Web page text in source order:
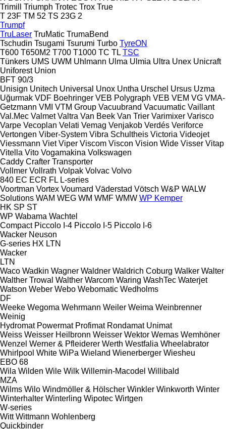
Trimill
Triumph Trotec Trox True
T 23F TM 52 TS 23G 2
Trumpf
TruLaser TruMatic TrumaBend
Tschudin Tsugami Tsurumi Turbo TyreON
T600 T650M2 T700 T1000 TC TL TSC
Tünkers UMS UWM Uhlmann Ulma Ulmia Ultra Unex Unicraft
Uniforest Union
BFT 90/3
Unisign Unitech Universal Unox Untha Urschel Ursus Uzma
Uğurmak VDF Boehringer VEB Polygraph VEB VEM VG VMA-
Getzmann VMI VTM Group Vacuubrand Vacuumatic Vaillant
Val.Mec Valmet Valtra Van Beek Van Trier Varimixer Varisco
Varpe Vecoplan Velati Vemag Venjakob Verdés Veriforce
Vertongen Viber-System Vibra Schultheis Victoria Videojet
Viessmann Viet Viper Viscom Viscon Vision Wide Visser Vitap
Vitella Vito Vogamakina Volkswagen
Caddy Crafter Transporter
Vollmer Vollrath Volpak Volvac Volvo
840 EC ECR FL L-series
Voortman Vortex Voumard Väderstad Vötsch W&P WALW
Solutions WAM WEG WM WMF WMW WP Kemper
HK SP ST
WP Wabama Wachtel
Compact Piccolo I-4 Piccolo I-5 Piccolo I-6
Wacker Neuson
G-series HX LTN
Wacker
LTN
Waco Wadkin Wagner Waldner Waldrich Coburg Walker Walter
Walther Trowal Walther Warcom Waring WashTec Waterjet
Watson Weber Webo Webomatic Wedholms
DF
Weeke Wegoma Wehrmann Weiler Weima Weinbrenner
Weinig
Hydromat Powermat Profimat Rondamat Unimat
Weiss Weisser Heilbronn Weisser Wektor Wemas Wemhöner
Wenzel Werner & Pfleiderer Werth Westfalia Wheelabrator
Whirlpool White WiPa Wieland Wienerberger Wiesheu
EBO 68
Wila Wilden Wile Wilk Willemin-Macodel Willibald
MZA
Wilms Wilo Windmöller & Hölscher Winkler Winkworth Winter
Winterhalter Winterling Wipotec Wirtgen
W-series
Witt Wittmann Wohlenberg
Quickbinder